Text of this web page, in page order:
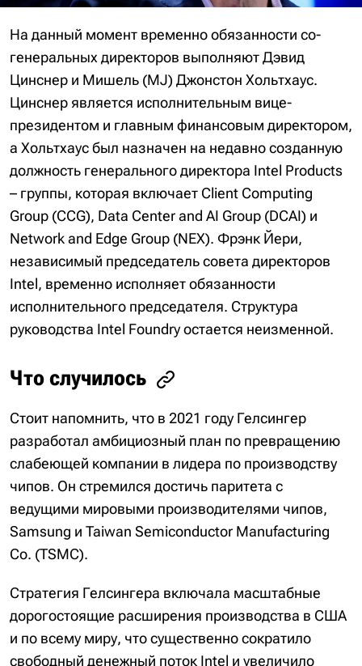
На данный момент временно обязанности со-
генеральных директоров выполняют Дэвид
Цинснер и Мишель (MJ) Джонстон Хольтхаус.
Цинснер является исполнительным вице-
президентом и главным финансовым директором,
а Хольтхаус был назначен на недавно созданную
должность генерального директора Intel Products
– группы, которая включает Client Computing
Group (CCG), Data Center and AI Group (DCAI) и
Network and Edge Group (NEX). Фрэнк Йери,
независимый председатель совета директоров
Intel, временно исполняет обязанности
исполнительного председателя. Структура
руководства Intel Foundry остается неизменной.
Что случилось
Стоит напомнить, что в 2021 году Гелсингер
разработал амбициозный план по превращению
слабеющей компании в лидера по производству
чипов. Он стремился достичь паритета с
ведущими мировыми производителями чипов,
Samsung и Taiwan Semiconductor Manufacturing
Co. (TSMC).
Стратегия Гелсингера включала масштабные
дорогостоящие расширения производства в США
и по всему миру, что существенно сократило
свободный денежный поток Intel и увеличило